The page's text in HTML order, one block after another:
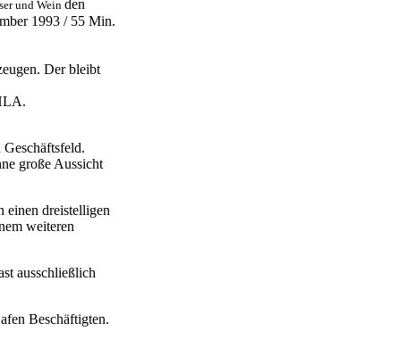
und Wein den
1993 / 55 Min.
Der bleibt
große Aussicht
einen dreistelligen
weiteren
ausschließlich
Beschäftigten.